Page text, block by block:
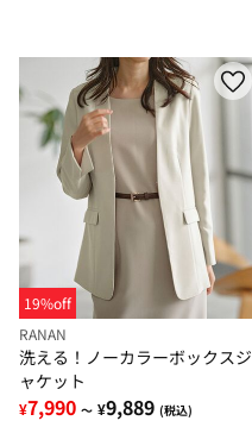
19%off
RANAN
洗える！ノーカラーボックスジ
ャケット
¥7,990 ～ ¥9,889 (税込)